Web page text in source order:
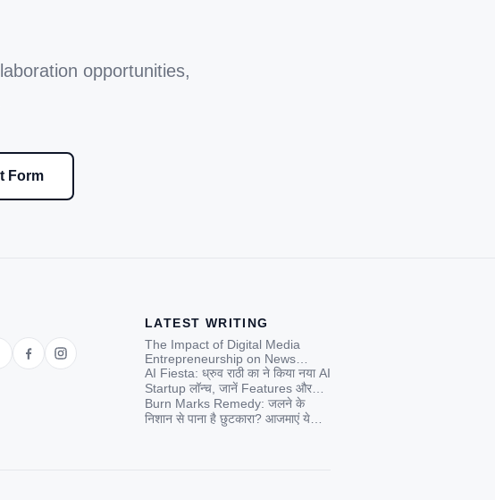
opportunities,
Form
LATEST WRITING
The Impact of Digital Media
Entrepreneurship on News
Credibility in India: A
Contemporary Analysis
AI Fiesta: ध्रुव राठी का ने किया नया AI
Startup लॉन्च, जानें Features और
Price
Burn Marks Remedy: जलने के
निशान से पाना है छुटकारा? आजमाएं ये